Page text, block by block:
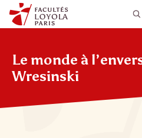
au
contenu
Recherche
pour
Rechercher
Le monde à
Wresinski